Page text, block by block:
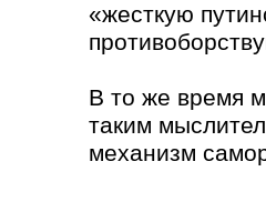
«жесткую
В то же время
таким
механизм